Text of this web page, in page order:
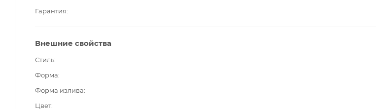
Гарантия
Внешние свойства
Стиль
Форма
Форма излива
Цвет